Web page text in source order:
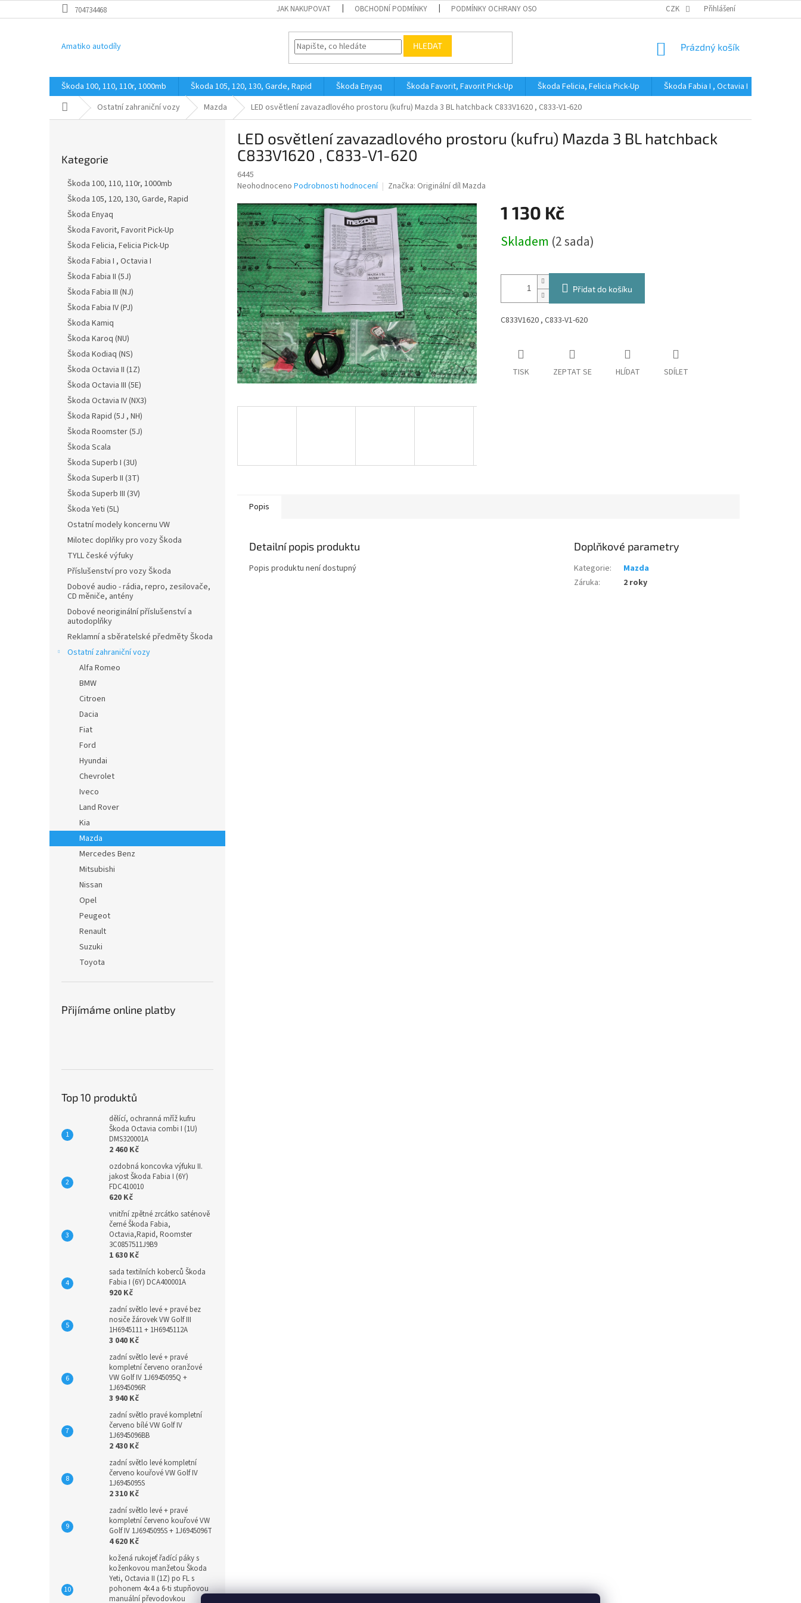
na
704734468 JAK NAKUPOVAT OBCHODNÍ PODMÍNKY PODMÍNKY OCHRANY OSOBNÍCH ÚDAJŮ CZK Přihlášení
Amatiko autodíly HLEDAT
NÁKUPNÍ
Prázdný košík
Škoda 100, 110, 110r, 1000mb Škoda 105, 120, 130, Garde, Rapid Škoda Enyaq Škoda Favorit, Favorit Pick-Up Škoda Felicia, Felicia Pick-Up Škoda Fabia I , Octavia I
Domů Ostatní zahraniční vozy Mazda LED osvětlení zavazadlového prostoru (kufru) Mazda 3 BL hatchback C833V1620 , C833-V1-620
kategorie
Kategorie
Škoda 100, 110, 110r, 1000mb
Škoda 105, 120, 130, Garde, Rapid
Škoda Enyaq
Škoda Favorit, Favorit Pick-Up
Škoda Felicia, Felicia Pick-Up
Škoda Fabia I , Octavia I
Škoda Fabia II (5J)
Škoda Fabia III (NJ)
Škoda Fabia IV (PJ)
Škoda Kamiq
Škoda Karoq (NU)
Škoda Kodiaq (NS)
Škoda Octavia II (1Z)
Škoda Octavia III (5E)
Škoda Octavia IV (NX3)
Škoda Rapid (5J , NH)
Škoda Roomster (5J)
Škoda Scala
Škoda Superb I (3U)
Škoda Superb II (3T)
Škoda Superb III (3V)
Škoda Yeti (5L)
Ostatní modely koncernu VW
Milotec doplňky pro vozy Škoda
TYLL české výfuky
Příslušenství pro vozy Škoda
Dobové audio - rádia, repro, zesilovače,
CD měniče, antény
Dobové neoriginální příslušenství a
autodoplňky
Reklamní a sběratelské předměty Škoda
Ostatní zahraniční vozy
Alfa Romeo
BMW
Citroen
Dacia
Fiat
Ford
Hyundai
Chevrolet
Iveco
Land Rover
Kia
Mazda
Mercedes Benz
Mitsubishi
Nissan
Opel
Peugeot
Renault
Suzuki
Toyota
Přijímáme online platby
Top 10 produktů
dělící, ochranná mříž kufru
Škoda Octavia combi I (1U)
DMS320001A
2 460 Kč
ozdobná koncovka výfuku II.
jakost Škoda Fabia I (6Y)
FDC410010
620 Kč
vnitřní zpětné zrcátko saténově
černé Škoda Fabia,
Octavia,Rapid, Roomster
3C0857511J9B9
1 630 Kč
sada textilních koberců Škoda
Fabia I (6Y) DCA400001A
920 Kč
zadní světlo levé + pravé bez
nosiče žárovek VW Golf III
1H6945111 + 1H6945112A
3 040 Kč
zadní světlo levé + pravé
kompletní červeno oranžové
VW Golf IV 1J6945095Q +
1J6945096R
3 940 Kč
zadní světlo pravé kompletní
červeno bílé VW Golf IV
1J6945096BB
2 430 Kč
zadní světlo levé kompletní
červeno kouřové VW Golf IV
1J6945095S
2 310 Kč
zadní světlo levé + pravé
kompletní červeno kouřové VW
Golf IV 1J6945095S + 1J6945096T
4 620 Kč
kožená rukojeť řadící páky s
koženkovou manžetou Škoda
Yeti, Octavia II (1Z) po FL s
pohonem 4x4 a 6-ti stupňovou
manuální převodovkou
LED osvětlení zavazadlového prostoru (kufru) Mazda 3 BL hatchback
C833V1620 , C833-V1-620
6445
Průměrné
produktu
je
0,0
z
5
hvězdiček.
Neohodnoceno Podrobnosti hodnocení Značka: Originální díl Mazda
1 130 Kč
cena:
Skladem (2 sada)
Přidat do košíku
C833V1620 , C833-V1-620
TISK ZEPTAT SE HLÍDAT SDÍLET
Popis
Detailní popis produktu
Popis produktu není dostupný
Doplňkové parametry
Kategorie:
Mazda
Záruka: 2 roky